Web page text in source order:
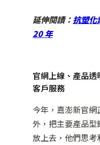
延伸閱讀： 抗塑化
20 年
官網上線、產品
客戶服務
今年，嘉澎新官
外，把主要產品
放上去，他們思